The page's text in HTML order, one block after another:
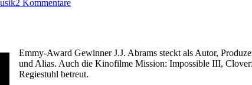
2 Kommentare
Chemnitz
Emmy-Award Gewinner J.J. Abrams steckt als Autor,
und Alias. Auch die Kinofilme Mission: Impossible III,
Regiestuhl betreut.